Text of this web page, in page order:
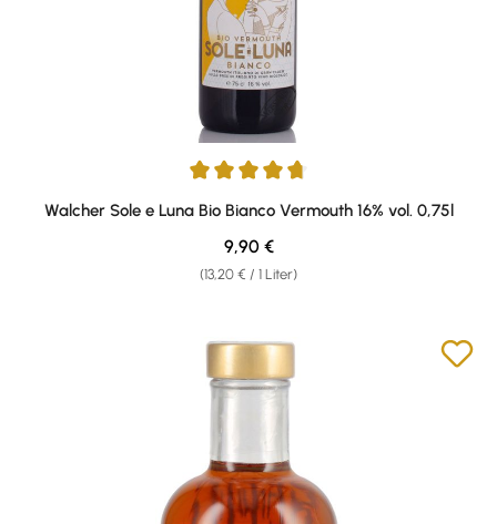
Durchschnittliche Bewertung von 4.83 von 5 Sternen
Walcher Sole e Luna Bio Bianco Vermouth 16% vol. 0,75l
(13,20 € / 1 Liter)
Regulärer Preis:
9,90 €